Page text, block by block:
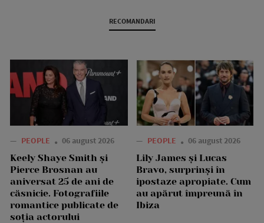
RECOMANDARI
— PEOPLE 06 august 2026
Keely Shaye Smith și
Pierce Brosnan au
aniversat 25 de ani de
căsnicie. Fotografiile
romantice publicate de
soția actorului
— PEOPLE 06 august 2026
Lily James și Lucas
Bravo, surprinși în
ipostaze apropiate. Cum
au apărut împreună în
Ibiza